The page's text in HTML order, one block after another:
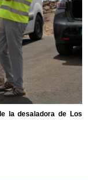
la desaladora de Los